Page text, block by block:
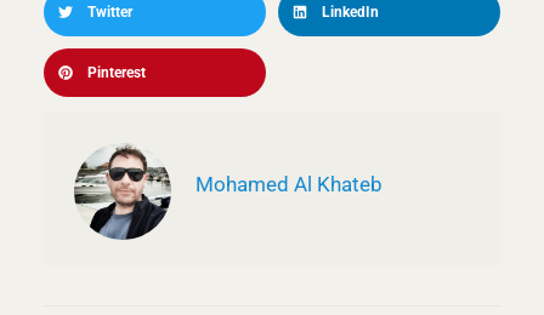
Twitter LinkedIn
Pinterest
Mohamed Al Khateb